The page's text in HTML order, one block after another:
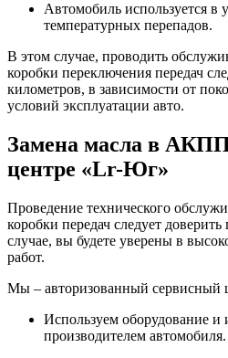
Автомобиль используется в
температурных перепадов.
В этом случае, проводить
коробки переключения передач
километров, в зависимости от
условий эксплуатации авто.
Замена масла в
центре «Lr-Юг»
Проведение технического
коробки передач следует
случае, вы будете уверены в
работ.
Мы – авторизованный сервисный
Используем оборудование
производителем автомобиля.